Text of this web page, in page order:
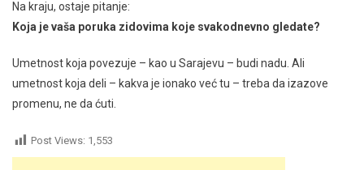
Na kraju, ostaje pitanje:
Koja je vaša poruka zidovima koje svakodnevno gledate?
Umetnost koja povezuje – kao u Sarajevu – budi nadu. Ali
umetnost koja deli – kakva je ionako već tu – treba da izazove
promenu, ne da ćuti.
Post Views: 1,553